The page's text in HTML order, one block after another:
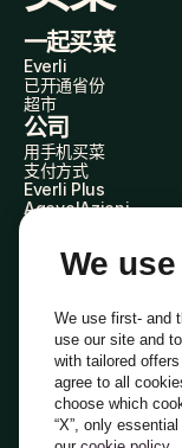
一起买菜
Everli
已开通省份
超市
公司
用手机买菜
支付方式
Everli Plus
AgevolAzioni
Everli 代购员
了解我们
常见问题
加入我们
成为代购员
投资者关系
隐私
We
We use first- and
use our site and
with tailored
agree to all
choose which
“X”, only